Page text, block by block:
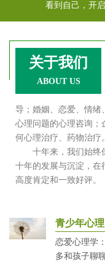
看到自己，开
关于我们
ABOUT US
导；婚姻、恋爱、情绪
心理问题的心理咨询；
何心理治疗、药物治疗。
十年来，我们始终保
十年的发展与沉淀，在
高度肯定和一致好评。
青少年心理
恋爱心理学
多和孩子聊